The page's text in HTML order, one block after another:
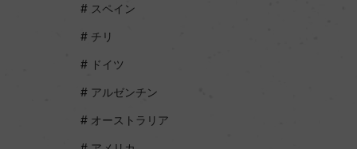
スペイン
チリ
ドイツ
アルゼンチン
オーストラリア